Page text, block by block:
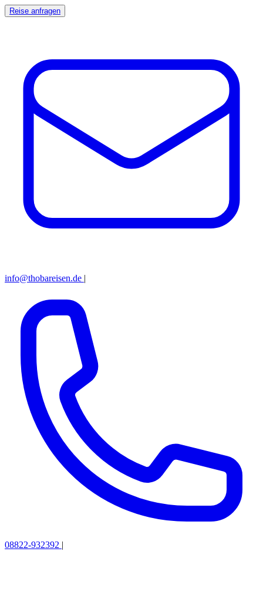
Reise anfragen
info@thobareisen.de |
08822-932392 |